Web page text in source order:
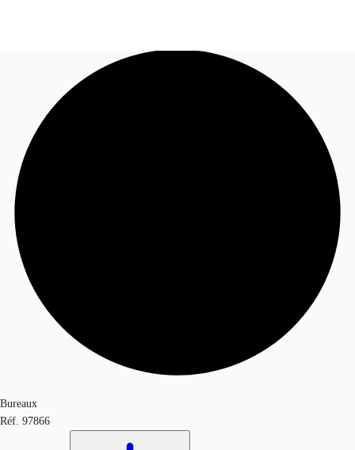
Blog
Données marchés
Appelez maintenant
Bureaux
Réf. 97866